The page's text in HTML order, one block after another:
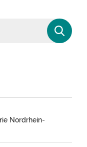
Nordrhein-